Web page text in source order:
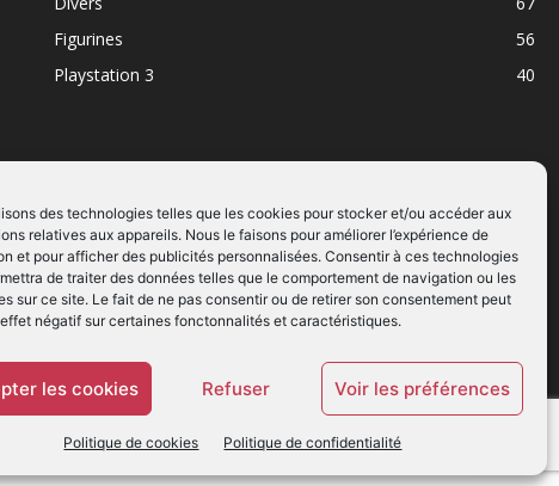
des technologies telles que les cookies pour stocker et/ou accéder aux
relatives aux appareils. Nous le faisons pour améliorer l’expérience de
et pour afficher des publicités personnalisées. Consentir à ces technologies
de traiter des données telles que le comportement de navigation ou les
sur ce site. Le fait de ne pas consentir ou de retirer son consentement peut
négatif sur certaines fonctonnalités et caractéristiques.
les cookies Refuser Voir les préférences
Politique de cookies Politique de confidentialité
Figurines
56
Playstation 3
40
SUIVEZ NOUS